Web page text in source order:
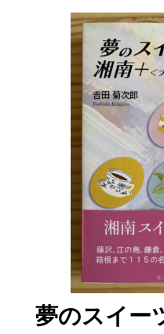
夢のスイー